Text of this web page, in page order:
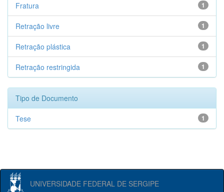
1
Fratura
1
Retração livre
1
Retração plástica
1
Retração restringida
Tipo de Documento
1
Tese
UNIVERSIDADE FEDERAL DE SERGIPE